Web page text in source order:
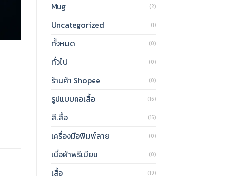
Mug (2)
Uncategorized (1)
ทั้งหมด (0)
ทั่วไป (0)
ร้านค้า Shopee (0)
รูปแบบคอเสื้อ (16)
สีเสื้อ (15)
เครื่องมือพิมพ์ลาย (0)
เนื้อผ้าพรีเมียม (0)
เสื้อ (19)